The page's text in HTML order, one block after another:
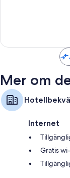
Plasma-tv med
Uppvärmning,
Mer om
Internet
Gratis